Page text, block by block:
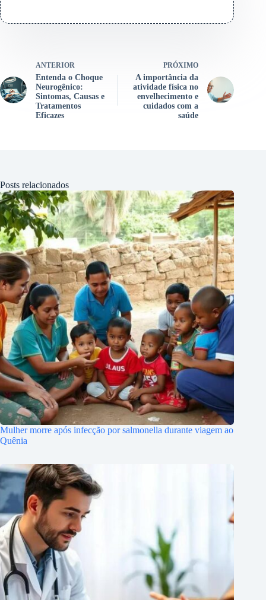
ANTERIOR
Entenda o Choque
Neurogênico:
Sintomas, Causas e
Tratamentos
Eficazes
PRÓXIMO
A importância da
atividade física no
envelhecimento e
cuidados com a
saúde
Posts relacionados
Mulher morre após infecção por salmonella durante viagem ao
Quênia